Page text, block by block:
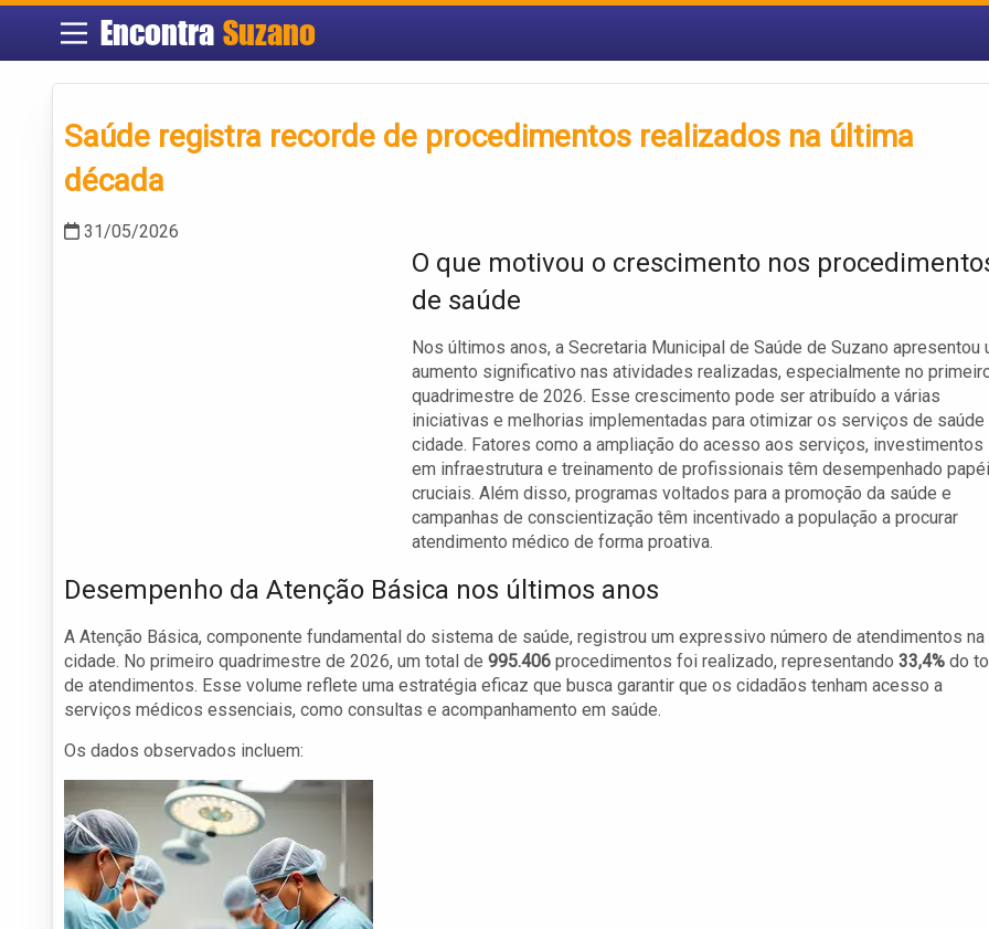
Encontra Suzano
Saúde registra recorde de procedimentos realizados na última
década
31/05/2026
O que motivou o crescimento nos
de saúde
Nos últimos anos, a Secretaria Municipal de Saúde de Suzano apresentou
aumento significativo nas atividades realizadas, especialmente no
quadrimestre de 2026. Esse crescimento pode ser atribuído a várias
iniciativas e melhorias implementadas para otimizar os serviços de saúde
cidade. Fatores como a ampliação do acesso aos serviços, investimentos
em infraestrutura e treinamento de profissionais têm desempenhado
cruciais. Além disso, programas voltados para a promoção da saúde e
campanhas de conscientização têm incentivado a população a procurar
atendimento médico de forma proativa.
Desempenho da Atenção Básica nos últimos anos
A Atenção Básica, componente fundamental do sistema de saúde, registrou um expressivo número de atendimentos na
cidade. No primeiro quadrimestre de 2026, um total de 995.406 procedimentos foi realizado, representando 33,4% do
de atendimentos. Esse volume reflete uma estratégia eficaz que busca garantir que os cidadãos tenham acesso a
serviços médicos essenciais, como consultas e acompanhamento em saúde.
Os dados observados incluem: